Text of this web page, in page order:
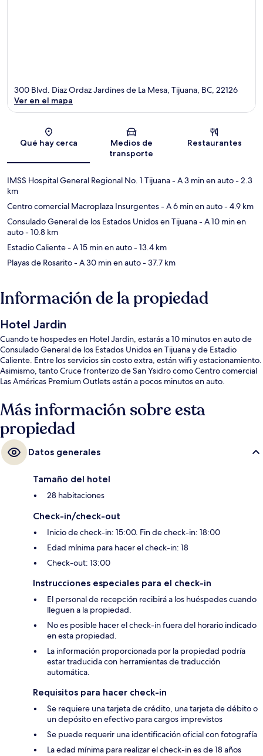
Sección del mapa
300 Blvd. Diaz Ordaz Jardines de La Mesa, Tijuana, BC, 22126
Ver en el mapa
Qué hay cerca
Medios de
transporte
Restaurantes
IMSS Hospital General Regional No. 1 Tijuana- A 3 min en auto- 2.3
km
Centro comercial Macroplaza Insurgentes- A 6 min en auto- 4.9 km
Consulado General de los Estados Unidos en Tijuana- A 10 min en
auto- 10.8 km
Estadio Caliente- A 15 min en auto- 13.4 km
Playas de Rosarito- A 30 min en auto- 37.7 km
Información de la propiedad
Hotel Jardin
Cuando te hospedes en Hotel Jardin, estarás a 10 minutos en auto de
Consulado General de los Estados Unidos en Tijuana y de Estadio
Caliente. Entre los servicios sin costo extra, están wifi y estacionamiento.
Asimismo, tanto Cruce fronterizo de San Ysidro como Centro comercial
Las Américas Premium Outlets están a pocos minutos en auto.
Más información sobre esta
propiedad
Datos generales
Tamaño del hotel
28 habitaciones
Check-in/check-out
Inicio de check-in: 15:00. Fin de check-in: 18:00
Edad mínima para hacer el check-in: 18
Check-out: 13:00
Instrucciones especiales para el check-in
El personal de recepción recibirá a los huéspedes cuando
lleguen a la propiedad.
No es posible hacer el check-in fuera del horario indicado
en esta propiedad.
La información proporcionada por la propiedad podría
estar traducida con herramientas de traducción
automática.
Requisitos para hacer check-in
Se requiere una tarjeta de crédito, una tarjeta de débito o
un depósito en efectivo para cargos imprevistos
Se puede requerir una identificación oficial con fotografía
La edad mínima para realizar el check-in es de 18 años